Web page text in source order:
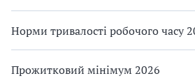
Норми тривалості робочого часу
Прожитковий мінімум 2026